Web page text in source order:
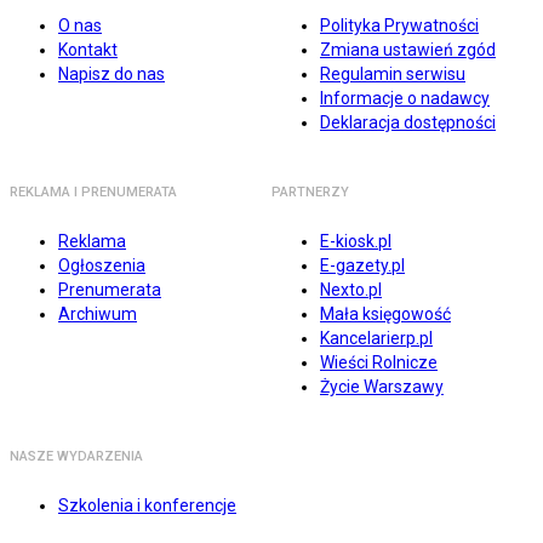
O nas
Kontakt
Napisz do nas
Polityka Prywatności
Zmiana ustawień zgód
Regulamin serwisu
Informacje o nadawcy
Deklaracja dostępności
REKLAMA I PRENUMERATA
Reklama
Ogłoszenia
Prenumerata
Archiwum
PARTNERZY
E-kiosk.pl
E-gazety.pl
Nexto.pl
Mała księgowość
Kancelarierp.pl
Wieści Rolnicze
Życie Warszawy
NASZE WYDARZENIA
Szkolenia i konferencje